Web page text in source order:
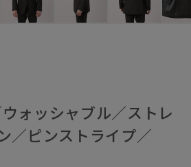
ォッシャブル／ストレ
／ピンストライプ／